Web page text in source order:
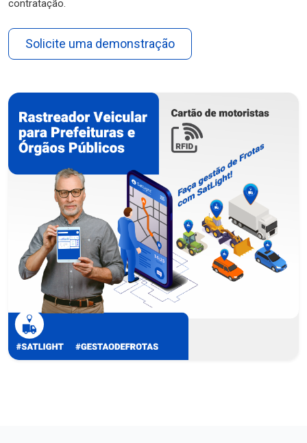
contratação.
Solicite uma demonstração